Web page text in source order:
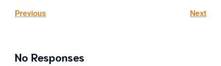
Previous Next
No Responses